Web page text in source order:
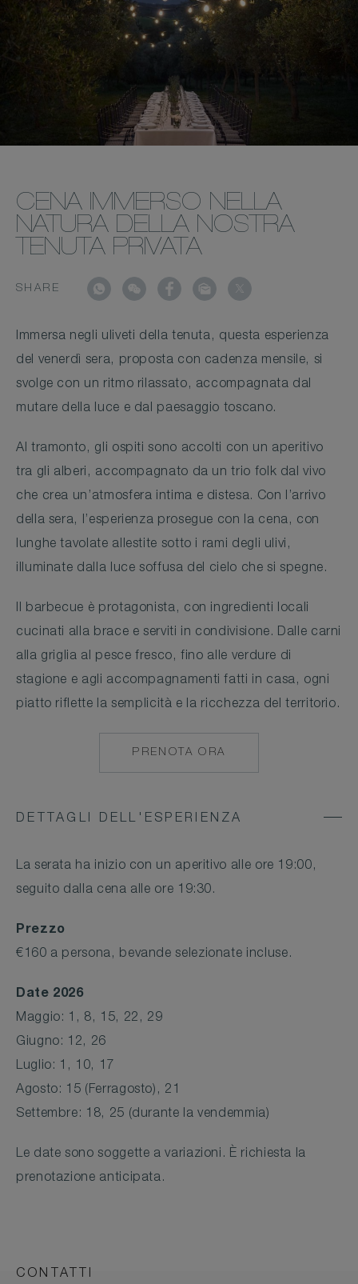
CENA IMMERSO NELLA
NATURA DELLA NOSTRA
TENUTA PRIVATA
SHARE
Immersa negli uliveti della tenuta, questa esperienza
del venerdì sera, proposta con cadenza mensile, si
svolge con un ritmo rilassato, accompagnata dal
mutare della luce e dal paesaggio toscano.
Al tramonto, gli ospiti sono accolti con un aperitivo
tra gli alberi, accompagnato da un trio folk dal vivo
che crea un’atmosfera intima e distesa. Con l’arrivo
della sera, l’esperienza prosegue con la cena, con
lunghe tavolate allestite sotto i rami degli ulivi,
illuminate dalla luce soffusa del cielo che si spegne.
Il barbecue è protagonista, con ingredienti locali
cucinati alla brace e serviti in condivisione. Dalle carni
alla griglia al pesce fresco, fino alle verdure di
stagione e agli accompagnamenti fatti in casa, ogni
piatto riflette la semplicità e la ricchezza del territorio.
PRENOTA ORA
DETTAGLI DELL'ESPERIENZA
La serata ha inizio con un aperitivo alle ore 19:00,
seguito dalla cena alle ore 19:30.
Prezzo
€160 a persona, bevande selezionate incluse.
Date 2026
Maggio: 1, 8, 15, 22, 29
Giugno: 12, 26
Luglio: 1, 10, 17
Agosto: 15 (Ferragosto), 21
Settembre: 18, 25 (durante la vendemmia)
Le date sono soggette a variazioni. È richiesta la
prenotazione anticipata.
CONTATTI